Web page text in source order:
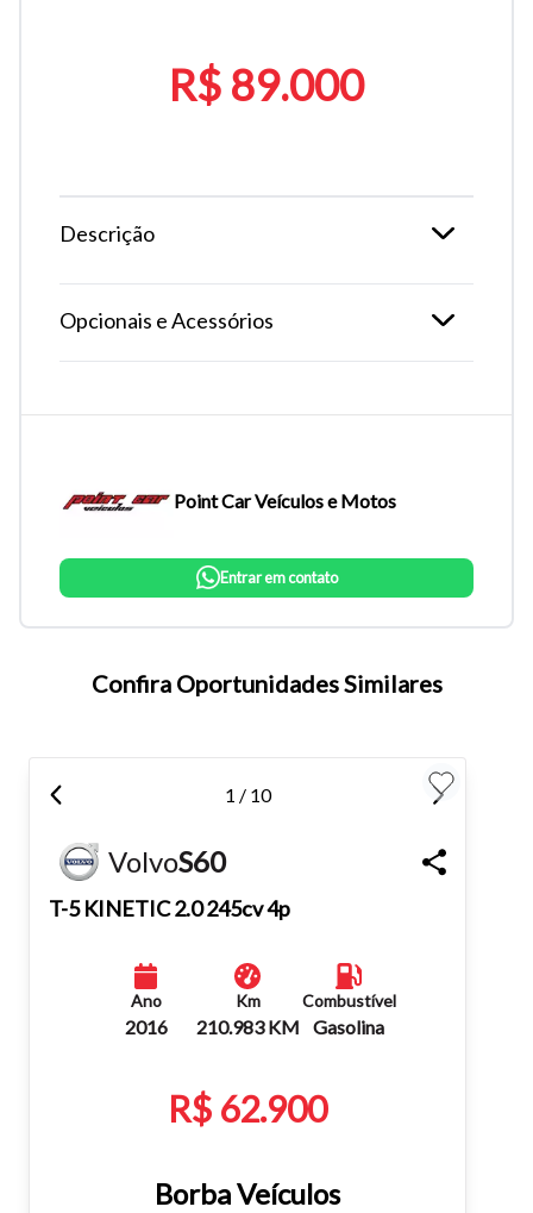
atalhos Ctrl+ (para aumentar) e Ctrl- (para diminuir) no seu
teclado.
Fechar
R$ 89.000
Descrição
Opcionais e Acessórios
Point Car Veículos e Motos
Entrar em contato
Confira Oportunidades Similares
1 / 10
VolvoS60
T-5 KINETIC 2.0 245cv 4p
Ano
2016
Km
210.983 KM
Combustível
Gasolina
R$ 62.900
Borba Veículos